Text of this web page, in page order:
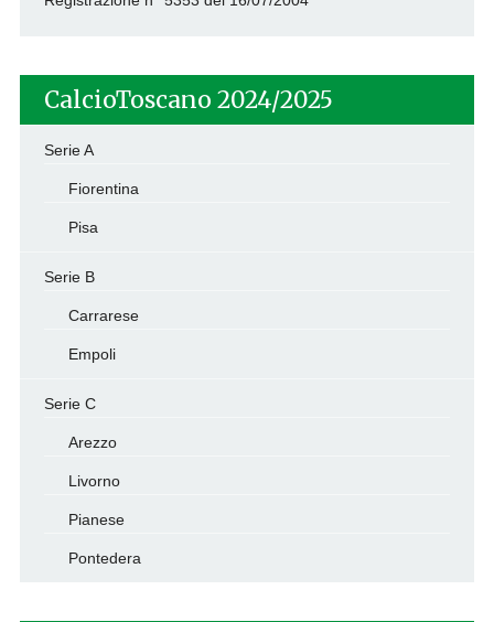
CalcioToscano 2024/2025
Serie A
Fiorentina
Pisa
Serie B
Carrarese
Empoli
Serie C
Arezzo
Livorno
Pianese
Pontedera